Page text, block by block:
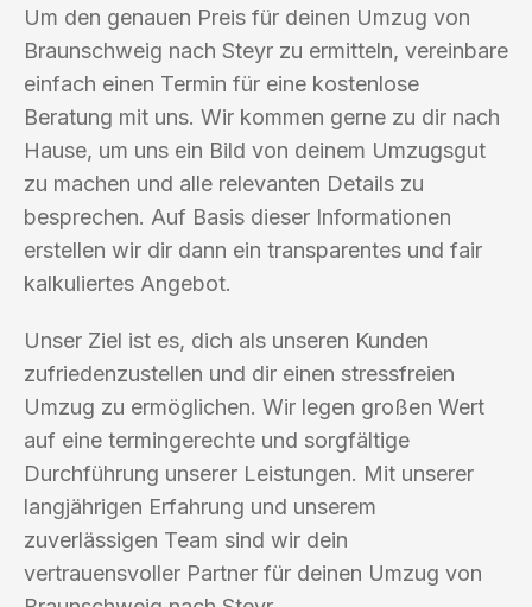
Um den genauen Preis für deinen Umzug von
Braunschweig nach Steyr zu ermitteln, vereinbare
einfach einen Termin für eine kostenlose
Beratung mit uns. Wir kommen gerne zu dir nach
Hause, um uns ein Bild von deinem Umzugsgut
zu machen und alle relevanten Details zu
besprechen. Auf Basis dieser Informationen
erstellen wir dir dann ein transparentes und fair
kalkuliertes Angebot.
Unser Ziel ist es, dich als unseren Kunden
zufriedenzustellen und dir einen stressfreien
Umzug zu ermöglichen. Wir legen großen Wert
auf eine termingerechte und sorgfältige
Durchführung unserer Leistungen. Mit unserer
langjährigen Erfahrung und unserem
zuverlässigen Team sind wir dein
vertrauensvoller Partner für deinen Umzug von